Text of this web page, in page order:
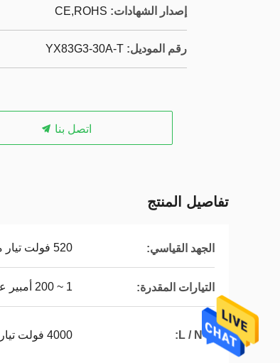
إصدار الشهادات: CE,ROHS
رقم الموديل: YX83G3-30A-T
اتصل بنا
تفاصيل المنتج
الجهد القياسي: 520 فولت تيار متردد، 50/60 هرتز
التيارات المقدرة: 1 ~ 200 أمبير عند 50 درجة مئوية
L / N-G: 4000 فولت تيار مستمر